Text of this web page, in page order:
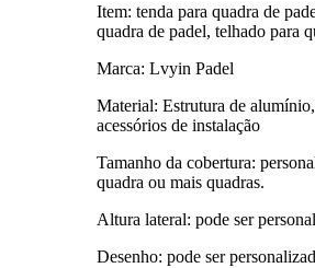
Item: tenda para quadra de
quadra de padel, telhado para
Marca: Lvyin Padel
Material: Estrutura de
acessórios de instalação
Tamanho da cobertura:
quadra ou mais quadras.
Altura lateral: pode ser
Desenho: pode ser